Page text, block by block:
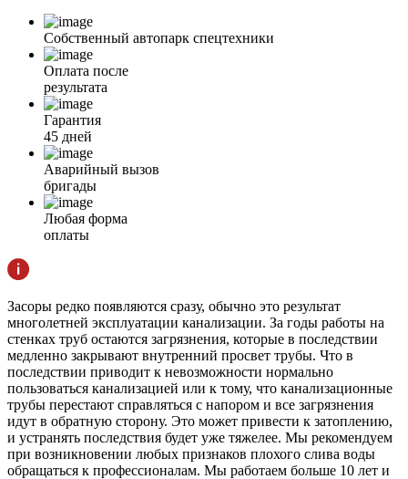
Собственный автопарк спецтехники
Оплата после
результата
Гарантия
45 дней
Аварийный вызов
бригады
Любая форма
оплаты
Засоры редко появляются сразу, обычно это результат
многолетней эксплуатации канализации. За годы работы на
стенках труб остаются загрязнения, которые в последствии
медленно закрывают внутренний просвет трубы. Что в
последствии приводит к невозможности нормально
пользоваться канализацией или к тому, что канализационные
трубы перестают справляться с напором и все загрязнения
идут в обратную сторону. Это может привести к затоплению,
и устранять последствия будет уже тяжелее. Мы рекомендуем
при возникновении любых признаков плохого слива воды
обращаться к профессионалам. Мы работаем больше 10 лет и